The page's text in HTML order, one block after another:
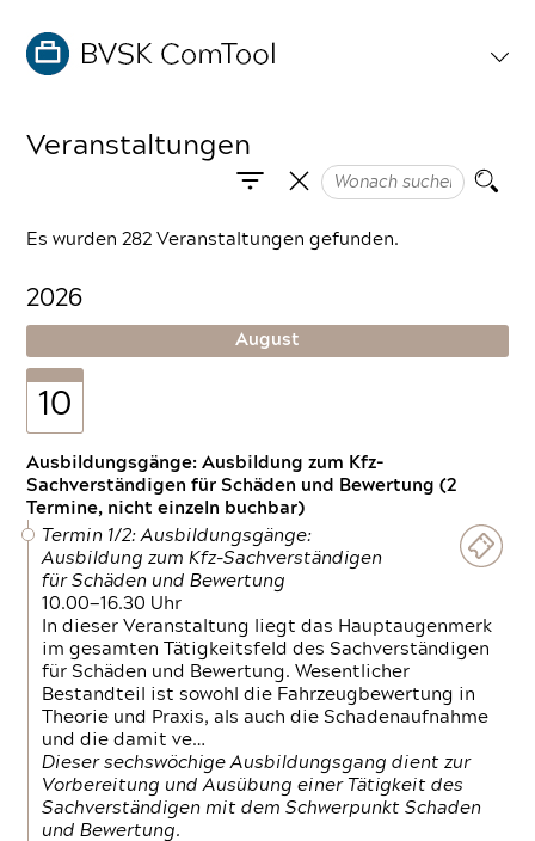
Veranstaltungen
Es wurden 282 Veranstaltungen gefunden.
2026
August
10
Ausbildungsgänge: Ausbildung zum Kfz-
Sachverständigen für Schäden und Bewertung (2
Termine, nicht einzeln buchbar)
Termin 1/2: Ausbildungsgänge:
Ausbildung zum Kfz-Sachverständigen
für Schäden und Bewertung
10.00—16.30 Uhr
In dieser Veranstaltung liegt das Hauptaugenmerk
im gesamten Tätigkeitsfeld des Sachverständigen
für Schäden und Bewertung. Wesentlicher
Bestandteil ist sowohl die Fahrzeugbewertung in
Theorie und Praxis, als auch die Schadenaufnahme
und die damit ve…
Dieser sechswöchige Ausbildungsgang dient zur
Vorbereitung und Ausübung einer Tätigkeit des
Sachverständigen mit dem Schwerpunkt Schaden
und Bewertung.